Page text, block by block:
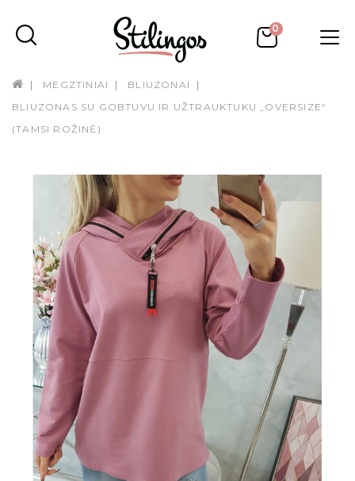
0
MEGZTINIAI
BLIUZONAI
BLIUZONAS SU GOBTUVU IR UŽTRAUKTUKU „OVERSIZE“
(TAMSI ROŽINĖ)